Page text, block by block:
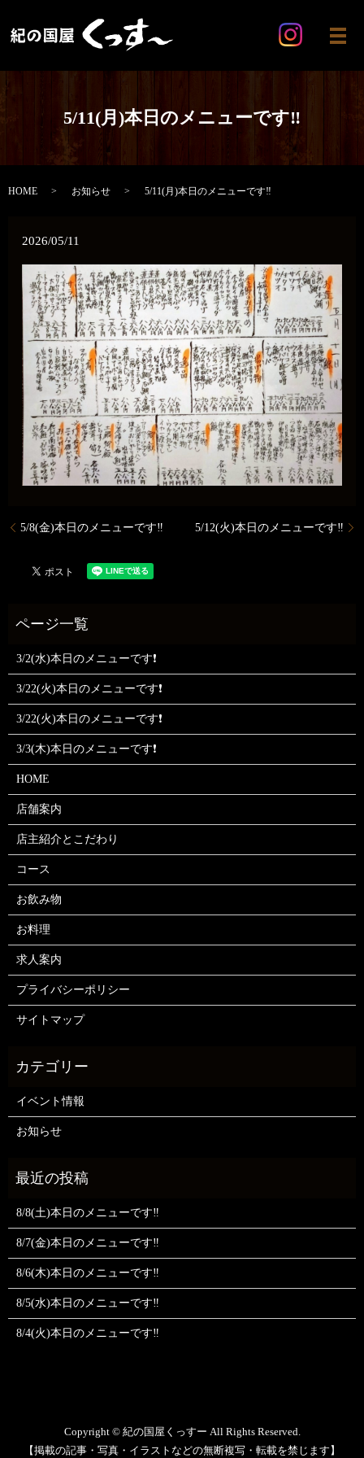
メ
5/11(月)本日のメニューです‼️
HOME お知らせ 5/11(月)本日のメニューです‼️
2026/05/11
5/8(金)本日のメニューです‼️ 5/12(火)本日のメニューです‼️
3/2(水)本日のメニューです❗
3/22(火)本日のメニューです❗
3/22(火)本日のメニューです❗
3/3(木)本日のメニューです❗
HOME
店舗案内
店主紹介とこだわり
コース
お飲み物
お料理
求人案内
プライバシーポリシー
サイトマップ
イベント情報
お知らせ
8/8(土)本日のメニューです‼️
8/7(金)本日のメニューです‼️
8/6(木)本日のメニューです‼️
8/5(水)本日のメニューです‼️
8/4(火)本日のメニューです‼️
Copyright © 紀の国屋くっすー All Rights Reserved.
【掲載の記事・写真・イラストなどの無断複写・転載を禁じます】